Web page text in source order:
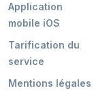
Application
mobile iOS
Tarification du
service
Mentions légales